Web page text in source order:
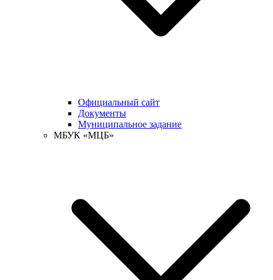
Официальный сайт
Документы
Муниципальное задание
МБУК «МЦБ»